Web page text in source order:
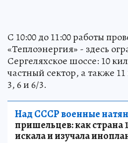
С 10:00 до 11:00 работы
«Теплоэнергия» - здесь
Сергеляхское шоссе: 10
частный сектор, а также
3, 6 и 6/3.
Над СССР военные
пришельцев: как страна
искала и изучала